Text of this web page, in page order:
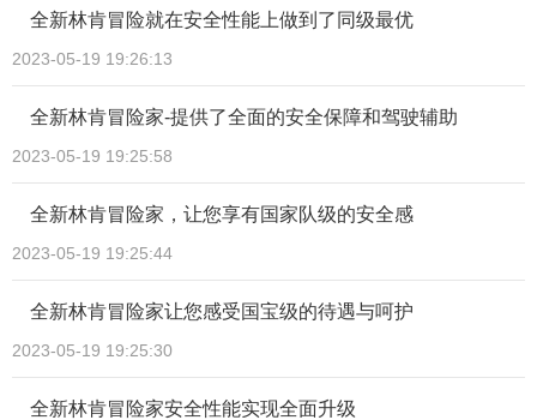
全新林肯冒险就在安全性能上做到了同级最优
2023-05-19 19:26:13
全新林肯冒险家-提供了全面的安全保障和驾驶辅助
2023-05-19 19:25:58
全新林肯冒险家，让您享有国家队级的安全感
2023-05-19 19:25:44
全新林肯冒险家让您感受国宝级的待遇与呵护
2023-05-19 19:25:30
全新林肯冒险家安全性能实现全面升级